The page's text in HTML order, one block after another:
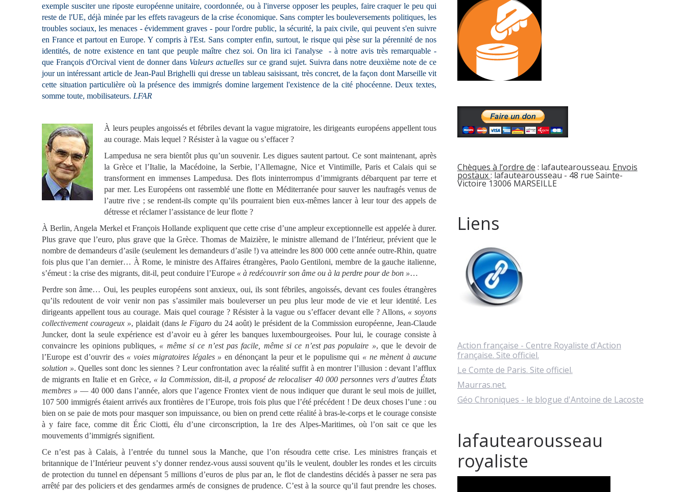
exemple susciter une riposte européenne unitaire, coordonnée, ou à l'inverse opposer les peuples, faire craquer le peu qui
reste de l'UE, déjà minée par les effets ravageurs de la crise économique. Sans compter les bouleversements politiques, les
troubles sociaux, les menaces - évidemment graves - pour l'ordre public, la sécurité, la paix civile, qui peuvent s'en suivre
en France et partout en Europe. Y compris à l'Est. Sans compter enfin, surtout, le risque qui pèse sur la pérennité de nos
identités, de notre existence en tant que peuple maître chez soi. On lira ici l'analyse - à notre avis très remarquable -
que François d'Orcival vient de donner dans Valeurs actuelles sur ce grand sujet. Suivra dans notre deuxième note de ce
jour un intéressant article de Jean-Paul Brighelli qui dresse un tableau saisissant, très concret, de la façon dont Marseille vit
cette situation particulière où la présence des immigrés domine largement l'existence de la cité phocéenne. Deux textes,
somme toute, mobilisateurs. LFAR
À leurs peuples angoissés et fébriles devant la vague migratoire, les dirigeants européens appellent tous
au courage. Mais lequel ? Résister à la vague ou s’effacer ?
Lampedusa ne sera bientôt plus qu’un souvenir. Les digues sautent partout. Ce sont maintenant, après
la Grèce et l’Italie, la Macédoine, la Serbie, l’Allemagne, Nice et Vintimille, Paris et Calais qui se
transforment en immenses Lampedusa. Des flots ininterrompus d’immigrants débarquent par terre et
par mer. Les Européens ont rassemblé une flotte en Méditerranée pour sauver les naufragés venus de
l’autre rive ; se rendent-ils compte qu’ils pourraient bien eux-mêmes lancer à leur tour des appels de
détresse et réclamer l’assistance de leur flotte ?
À Berlin, Angela Merkel et François Hollande expliquent que cette crise d’une ampleur exceptionnelle est appelée à durer.
Plus grave que l’euro, plus grave que la Grèce. Thomas de Maizière, le ministre allemand de l’Intérieur, prévient que le
nombre de demandeurs d’asile (seulement les demandeurs d’asile !) va atteindre les 800 000 cette année outre-Rhin, quatre
fois plus que l’an dernier… À Rome, le ministre des Affaires étrangères, Paolo Gentiloni, membre de la gauche italienne,
s’émeut : la crise des migrants, dit-il, peut conduire l’Europe « à redécouvrir son âme ou à la perdre pour de bon »…
Perdre son âme… Oui, les peuples européens sont anxieux, oui, ils sont fébriles, angoissés, devant ces foules étrangères
qu’ils redoutent de voir venir non pas s’assimiler mais bouleverser un peu plus leur mode de vie et leur identité. Les
dirigeants appellent tous au courage. Mais quel courage ? Résister à la vague ou s’effacer devant elle ? Allons, « soyons
collectivement courageux », plaidait (dans le Figarodu 24 août) le président de la Commission européenne, Jean-Claude
Juncker, dont la seule expérience est d’avoir eu à gérer les banques luxembourgeoises. Pour lui, le courage consiste à
convaincre les opinions publiques, « même si ce n’est pas facile, même si ce n’est pas populaire », que le devoir de
l’Europe est d’ouvrir des « voies migratoires légales » en dénonçant la peur et le populisme qui « ne mènent à aucune
solution ». Quelles sont donc les siennes ? Leur confrontation avec la réalité suffit à en montrer l’illusion : devant l’afflux
de migrants en Italie et en Grèce, « la Commission, dit-il,a proposé de relocaliser 40 000 personnes vers d’autres États
membres »— 40 000 dans l’année, alors que l’agence Frontex vient de nous indiquer que durant le seul mois de juillet,
107 500 immigrés étaient arrivés aux frontières de l’Europe, trois fois plus que l’été précédent ! De deux choses l’une : ou
bien on se paie de mots pour masquer son impuissance, ou bien on prend cette réalité à bras-le-corps et le courage consiste
à y faire face, comme dit Éric Ciotti, élu d’une circonscription, la 1re des Alpes-Maritimes, où l’on sait ce que les
mouvements d’immigrés signifient.
Ce n’est pas à Calais, à l’entrée du tunnel sous la Manche, que l’on résoudra cette crise. Les ministres français et
britannique de l’Intérieur peuvent s’y donner rendez-vous aussi souvent qu’ils le veulent, doubler les rondes et les circuits
de protection du tunnel en dépensant 5 millions d’euros de plus par an, le flot de clandestins décidés à passer ne sera pas
arrêté par des policiers et des gendarmes armés de consignes de prudence. C’est à la source qu’il faut prendre les choses.
Chèques à l’ordre de : lafautearousseau. Envois
postaux: lafautearousseau - 48 rue Sainte-
Victoire 13006 MARSEILLE
Liens
Action française - Centre Royaliste d'Action
française. Site officiel.
Le Comte de Paris. Site officiel.
Maurras.net.
Géo Chroniques - le blogue d'Antoine de Lacoste
lafautearousseau
royaliste